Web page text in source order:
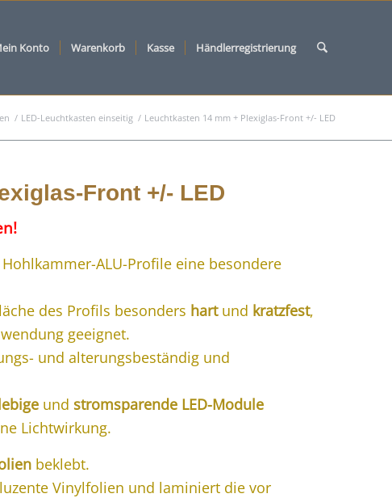
Konto Warenkorb Kasse Händlerregistrierung
/ LED-Leuchtkasten einseitig / Leuchtkasten 14 mm + Plexiglas-Front +/- LED
Front +/- LED
ALU-Profile eine besondere
des Profils besonders hartund kratzfest,
geeignet.
und alterungsbeständig und
und stromsparende LED-Module
Lichtwirkung.
beklebt.
Vinylfolien und laminiert die vor